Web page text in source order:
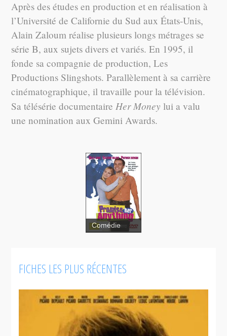
Après des études en production et en réalisation à
l’Université de Californie du Sud aux États-Unis,
Alain Zaloum réalise plusieurs longs métrages se
série B, aux sujets divers et variés. En 1995, il
fonde sa compagnie de production, Les
Productions Slingshots. Parallèlement à sa carrière
cinématographique, il travaille pour la télévision.
Sa télésérie documentaireHer Money lui a valu
une nomination aux Gemini Awards.
Comédie
FICHES LES PLUS RÉCENTES